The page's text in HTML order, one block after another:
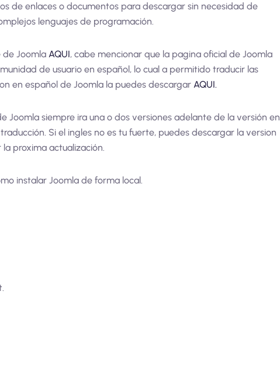
de enlaces o documentos para descargar sin necesidad de
lenguajes de programación.
de Joomla AQUI, cabe mencionar que la pagina oficial de Joomla
de usuario en español, lo cual a permitido traducir las
en español de Joomla la puedes descargar AQUI.
Joomla siempre ira una o dos versiones adelante de la versión en
Si el ingles no es tu fuerte, puedes descargar la version
proxima actualización.
instalar Joomla de forma local.